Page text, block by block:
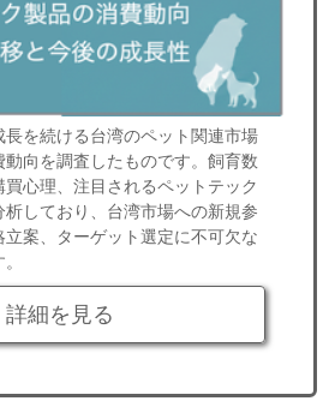
を続ける台湾のペット関連市場
向を調査したものです。飼育数
心理、注目されるペットテック
しており、台湾市場への新規参
立案、ターゲット選定に不可欠な
詳細を見る